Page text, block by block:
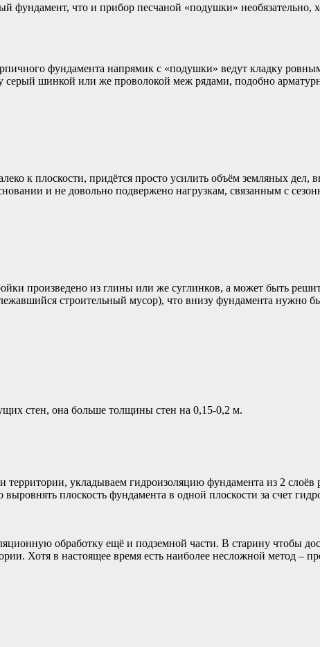
фундамент, что и прибор песчаной «подушки» необязательно,
фундамента напрямик с «подушки» ведут кладку
серый шинкой или же проволокой меж рядами, подобно
к плоскости, придётся просто усилить объём земляных
и не довольно подвержено нагрузкам, связанным с
произведено из глины или же суглинков, а может быть
строительный мусор), что внизу фундамента нужно
стен, она больше толщины стен на 0,15-0,2 м.
территории, укладываем гидроизоляцию фундамента из 2
плоскость фундамента в одной плоскости за счет
обработку ещё и подземной части. В старину чтобы
Хотя в настоящее время есть наиболее несложной метод –